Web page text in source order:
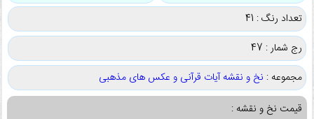
تعداد رنگ : 41
رج شمار : 47
مجموعه : نخ و نقشه آیات قرآنی و عکس های مذهبی
قیمت نخ و نقشه :